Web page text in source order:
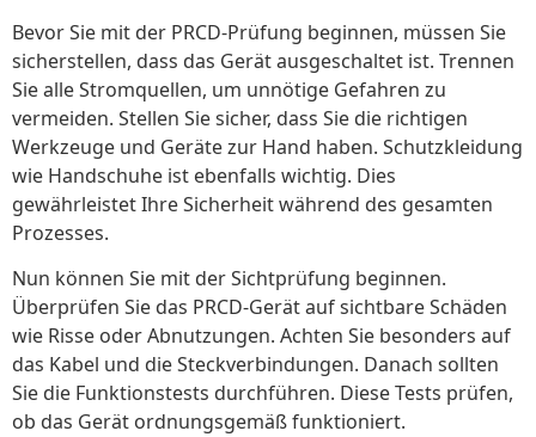
Bevor Sie mit der PRCD-Prüfung beginnen, müssen Sie
sicherstellen, dass das Gerät ausgeschaltet ist. Trennen
Sie alle Stromquellen, um unnötige Gefahren zu
vermeiden. Stellen Sie sicher, dass Sie die richtigen
Werkzeuge und Geräte zur Hand haben. Schutzkleidung
wie Handschuhe ist ebenfalls wichtig. Dies
gewährleistet Ihre Sicherheit während des gesamten
Prozesses.
Nun können Sie mit der Sichtprüfung beginnen.
Überprüfen Sie das PRCD-Gerät auf sichtbare Schäden
wie Risse oder Abnutzungen. Achten Sie besonders auf
das Kabel und die Steckverbindungen. Danach sollten
Sie die Funktionstests durchführen. Diese Tests prüfen,
ob das Gerät ordnungsgemäß funktioniert.